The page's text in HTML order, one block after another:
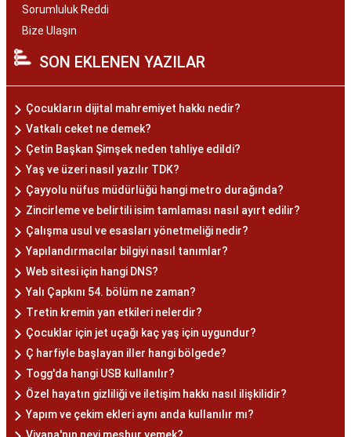
Sorumluluk Reddi
Bize Ulaşın
SON EKLENEN YAZILAR
Çocukların dijital mahremiyet hakkı nedir?
Vatkalı ceket ne demek?
Çetin Başkan Şimşek neden tahliye edildi?
Yaş ve üzeri nasıl yazılır TDK?
Çayyolu nüfus müdürlüğü hangi metro durağında?
Zincirleme ve belirtili isim tamlaması nasıl ayırt edilir?
Çalışma usul ve esasları yönetmeliği nedir?
Yapılandırmacılar bilgiyi nasıl tanımlar?
Web sitesi için hangi DNS?
Yalı Çapkını 54. bölüm ne zaman?
Tretin kremin yan etkileri nelerdir?
Çocuklar için jet uçağı kaç yaş için uygundur?
Ç harfiyle başlayan iller hangi bölgede?
Togg'da hangi USB kullanılır?
Özel hayatın gizliliği ve iletişim hakkı nasıl ilişkilidir?
Yapım ve çekim ekleri aynı anda kullanılır mı?